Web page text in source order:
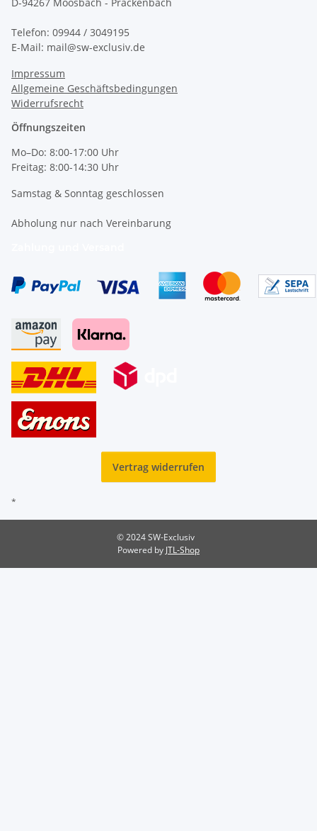
Telefon: 09944 / 3049195
E-Mail: mail@sw-exclusiv.de
Impressum
Allgemeine Geschäftsbedingungen
Widerrufsrecht
Öffnungszeiten
Mo–Do: 8:00-17:00 Uhr
Freitag: 8:00-14:30 Uhr
Samstag & Sonntag geschlossen
Abholung nur nach Vereinbarung
Vertrag widerrufen
*
© 2024 SW-Exclusiv
Powered by JTL-Shop